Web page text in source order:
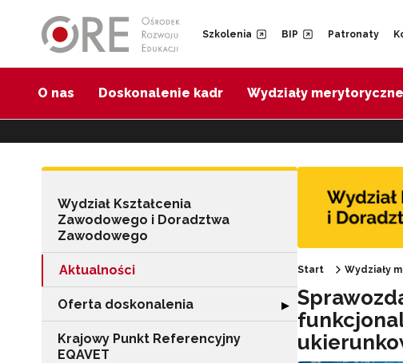
Szkolenia BIP Patronaty
O nas Doskonalenie kadr Wydziały merytoryczne
Wydział Kształcenia
Zawodowego i Doradztwa
Zawodowego
Aktualności
Oferta doskonalenia Rozwiń sekcję "Oferta
▶
Krajowy Punkt Referencyjny
EQAVET
Start Wydziały